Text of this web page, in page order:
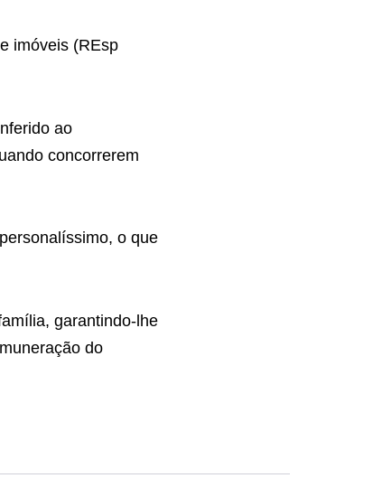
imóveis (REsp
ao
concorrerem
o que
garantindo-lhe
do